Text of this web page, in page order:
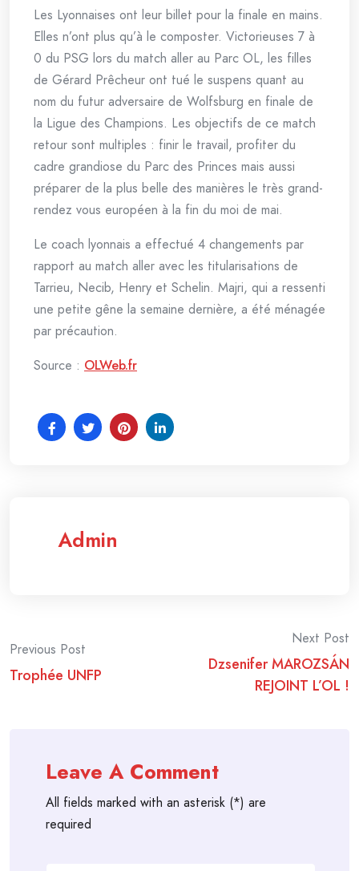
Les Lyonnaises ont leur billet pour la finale en mains.
Elles n’ont plus qu’à le composter. Victorieuses 7 à
0 du PSG lors du match aller au Parc OL, les filles
de Gérard Prêcheur ont tué le suspens quant au
nom du futur adversaire de Wolfsburg en finale de
la Ligue des Champions. Les objectifs de ce match
retour sont multiples : finir le travail, profiter du
cadre grandiose du Parc des Princes mais aussi
préparer de la plus belle des manières le très grand-
rendez vous européen à la fin du moi de mai.
Le coach lyonnais a effectué 4 changements par
rapport au match aller avec les titularisations de
Tarrieu, Necib, Henry et Schelin. Majri, qui a ressenti
une petite gêne la semaine dernière, a été ménagée
par précaution.
Source : OLWeb.fr
Admin
Post
navigation
Previous Post
Trophée UNFP
Next Post
Dzsenifer MAROZSÁN
REJOINT L’OL !
Leave A Comment
All fields marked with an asterisk (*) are
required